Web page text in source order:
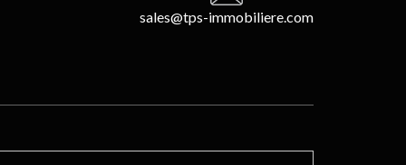
sales@tps-immobiliere.com